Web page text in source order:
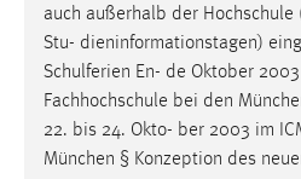
auch außerhalb der Hochschule
Stu- dieninformationstagen)
Schulferien En- de Oktober
Fachhochschule bei den
22. bis 24. Okto- ber 2003 im
München § Konzeption des